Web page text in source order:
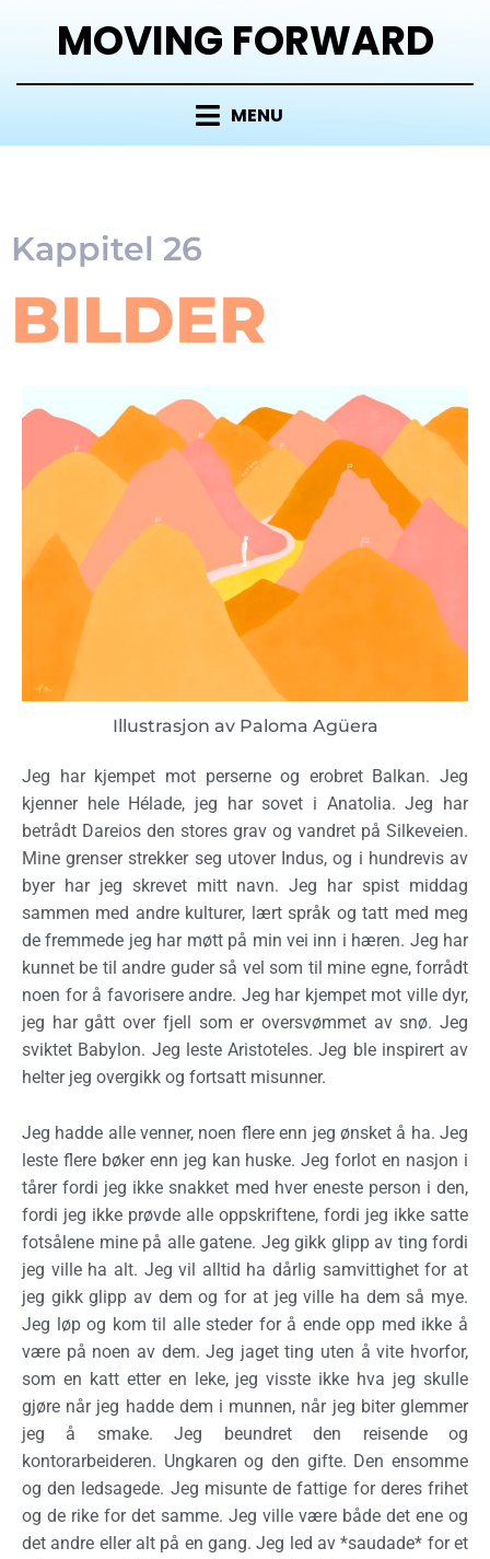
MOVING FORWARD
MENU
Kappitel 26
BILDER
Illustrasjon av Paloma Agüera
Jeg har kjempet mot perserne og erobret Balkan. Jeg
kjenner hele Hélade, jeg har sovet i Anatolia. Jeg har
betrådt Dareios den stores grav og vandret på Silkeveien.
Mine grenser strekker seg utover Indus, og i hundrevis av
byer har jeg skrevet mitt navn. Jeg har spist middag
sammen med andre kulturer, lært språk og tatt med meg
de fremmede jeg har møtt på min vei inn i hæren. Jeg har
kunnet be til andre guder så vel som til mine egne, forrådt
noen for å favorisere andre. Jeg har kjempet mot ville dyr,
jeg har gått over fjell som er oversvømmet av snø. Jeg
sviktet Babylon. Jeg leste Aristoteles. Jeg ble inspirert av
helter jeg overgikk og fortsatt misunner.
Jeg hadde alle venner, noen flere enn jeg ønsket å ha. Jeg
leste flere bøker enn jeg kan huske. Jeg forlot en nasjon i
tårer fordi jeg ikke snakket med hver eneste person i den,
fordi jeg ikke prøvde alle oppskriftene, fordi jeg ikke satte
fotsålene mine på alle gatene. Jeg gikk glipp av ting fordi
jeg ville ha alt. Jeg vil alltid ha dårlig samvittighet for at
jeg gikk glipp av dem og for at jeg ville ha dem så mye.
Jeg løp og kom til alle steder for å ende opp med ikke å
være på noen av dem. Jeg jaget ting uten å vite hvorfor,
som en katt etter en leke, jeg visste ikke hva jeg skulle
gjøre når jeg hadde dem i munnen, når jeg biter glemmer
jeg å smake. Jeg beundret den reisende og
kontorarbeideren. Ungkaren og den gifte. Den ensomme
og den ledsagede. Jeg misunte de fattige for deres frihet
og de rike for det samme. Jeg ville være både det ene og
det andre eller alt på en gang. Jeg led av *saudade* for et